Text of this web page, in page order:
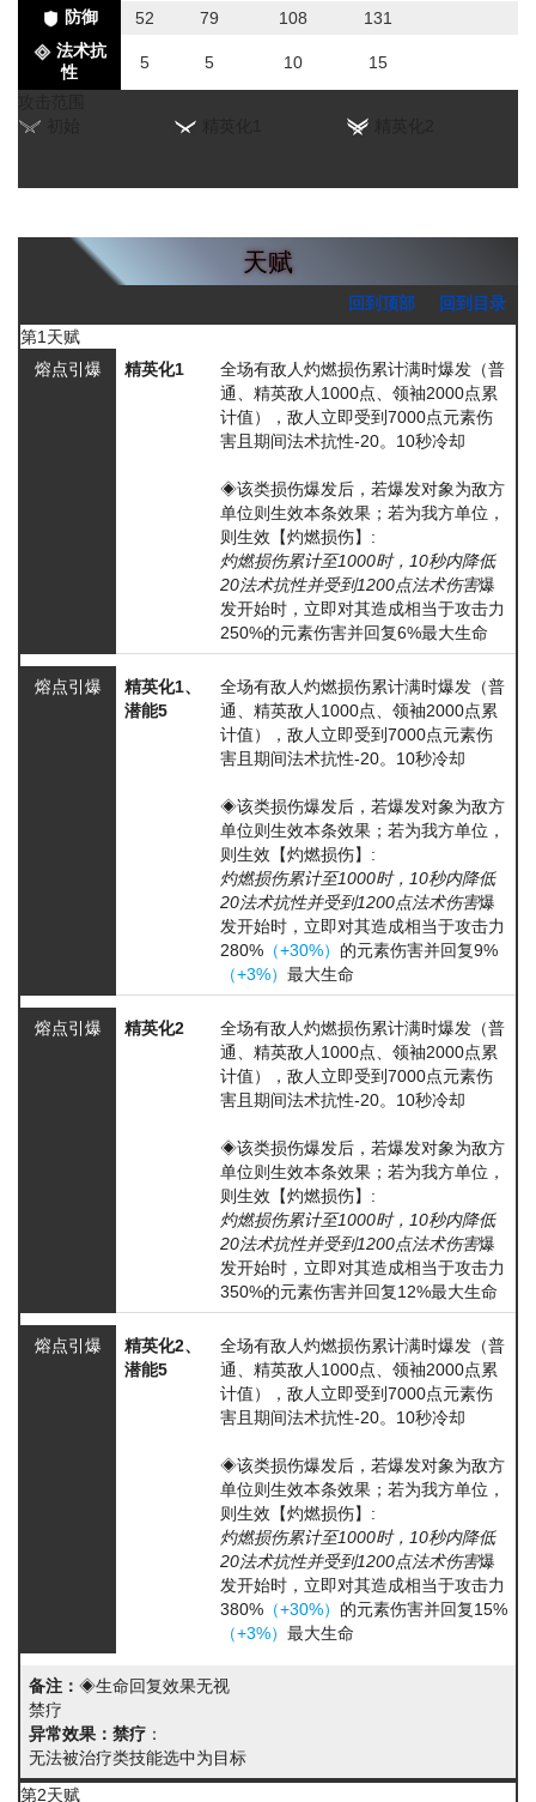
防御
52 79 108
131
法术抗
性
5 5 10 15
天赋
回到顶部
回到目录
第1天赋
熔点引爆
精英化1 全场有敌人灼燃损伤累计满时爆发（普
通、精英敌人1000点、领袖2000点累
计值），敌人立即受到7000点元素伤
害且期间法术抗性-20。10秒冷却
◈该类损伤爆发后，若爆发对象为敌方
单位则生效本条效果；若为我方单位，
则生效【灼燃损伤】:
灼燃损伤累计至1000时，10秒内降低
20法术抗性并受到1200点法术伤害爆
发开始时，立即对其造成相当于攻击力
250%的元素伤害并回复6%最大生命
熔点引爆
精英化1、
潜能5
全场有敌人灼燃损伤累计满时爆发（普
通、精英敌人1000点、领袖2000点累
计值），敌人立即受到7000点元素伤
害且期间法术抗性-20。10秒冷却
◈该类损伤爆发后，若爆发对象为敌方
单位则生效本条效果；若为我方单位，
则生效【灼燃损伤】:
灼燃损伤累计至1000时，10秒内降低
20法术抗性并受到1200点法术伤害爆
发开始时，立即对其造成相当于攻击力
280% （+30%） 的元素伤害并回复9%
（+3%） 最大生命
熔点引爆 精英化2 全场有敌人灼燃损伤累计满时爆发（普
通、精英敌人1000点、领袖2000点累
计值），敌人立即受到7000点元素伤
害且期间法术抗性-20。10秒冷却
◈该类损伤爆发后，若爆发对象为敌方
单位则生效本条效果；若为我方单位，
则生效【灼燃损伤】:
灼燃损伤累计至1000时，10秒内降低
20法术抗性并受到1200点法术伤害爆
发开始时，立即对其造成相当于攻击力
350%的元素伤害并回复12%最大生命
熔点引爆
精英化2、
潜能5
全场有敌人灼燃损伤累计满时爆发（普
通、精英敌人1000点、领袖2000点累
计值），敌人立即受到7000点元素伤
害且期间法术抗性-20。10秒冷却
◈该类损伤爆发后，若爆发对象为敌方
单位则生效本条效果；若为我方单位，
则生效【灼燃损伤】:
灼燃损伤累计至1000时，10秒内降低
20法术抗性并受到1200点法术伤害爆
发开始时，立即对其造成相当于攻击力
380% （+30%） 的元素伤害并回复15%
（+3%） 最大生命
备注： ◈生命回复效果无视
禁疗
异常效果：禁疗 ：
无法被治疗类技能选中为目标
第2天赋